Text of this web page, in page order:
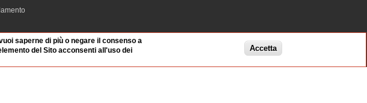
saperne di più o negare il consenso a
del Sito acconsenti all'uso dei
Accetta